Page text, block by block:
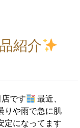
紹介
です
最近、
りや雨で急に肌
定になってます